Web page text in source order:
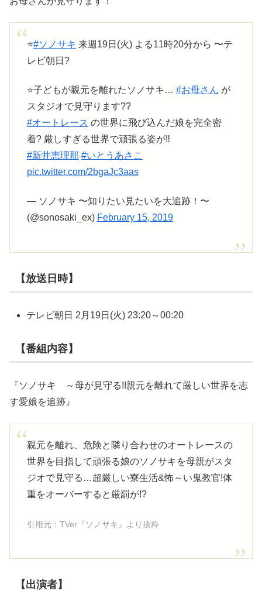
⭐️#ソノサキ 来週19日(火) よる11時20分から 〜テ
レビ朝日?
⭐️子どもが親元を離れたソノサキ… #お母さん が
スタジオで見守ります??
#オートレース の世界に飛び込んだ娘を完全密
着? 厳しすぎる世界で頑張る姿が‼️
#新井恵理那 #いとうあさこ
pic.twitter.com/2bgaJc3aas
— ソノサキ 〜知りたい見たいを大追跡！〜
(@sonosaki_ex) February 15, 2019
【放送日時】
テレビ朝日 2月19日(火) 23:20～00:20
【番組内容】
『ソノサキ ～母が見守る!!親元を離れて厳しい世界を志
す愛娘を追跡』
親元を離れ、危険と隣り合わせのオートレースの
世界を目指して頑張る娘のソノサキを母親がスタ
ジオで見守る…超厳しい寮生活&怖～い鬼教官!体
重をオーバーすると厳罰が!?
引用元：TVer『ソノサキ』より抜粋
【出演者】